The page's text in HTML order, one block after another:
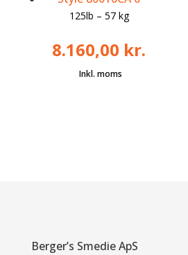
125lb – 57 kg
8.160,00 kr.
Berger’s Smedie ApS